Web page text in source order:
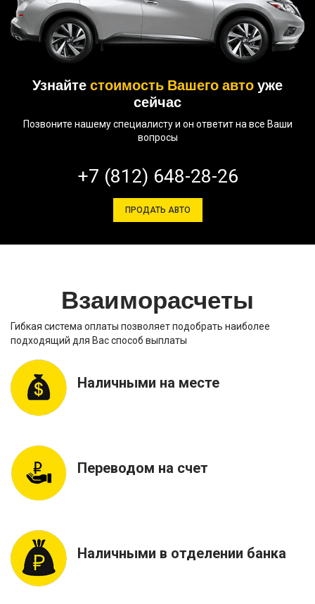
Узнайтестоимость Вашего автоуже
сейчас
Позвоните нашему специалисту и он ответит на все Ваши
вопросы
+7 (812) 648-28-26
ПРОДАТЬ АВТО
Взаиморасчеты
Гибкая система оплаты позволяет подобрать наиболее
подходящий для Вас способ выплаты
Наличными на месте
Переводом на счет
Наличными в отделении банка